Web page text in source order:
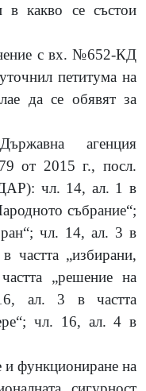
какво се състои
с вх. №652-КД
петитума на
да се обявят за
агенция
от 2015 г., посл.
чл. 14, ал. 1 в
събрание“;
чл. 14, ал. 3 в
частта „избирани,
„решение на
ал. 3 в частта
чл. 16, ал. 4 в
и функциониране на